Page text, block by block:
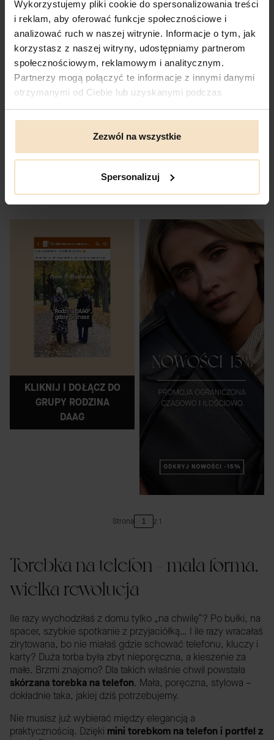
Wykorzystujemy pliki cookie do spersonalizowania treści
i reklam, aby oferować funkcje społecznościowe i
analizować ruch w naszej witrynie. Informacje o tym, jak
korzystasz z naszej witryny, udostępniamy partnerom
społecznościowym, reklamowym i analitycznym.
Partnerzy mogą połączyć te informacje z innymi danymi
otrzymanymi od Ciebie lub uzyskanymi podczas
korzystania z ich usług.
Zezwól na wszystkie
Spersonalizuj
na telefon torebeczka na telefon
ZOBACZ PRODUKT
MILLIE taupe skórzana torebka na
telefon torebeczka na telefon
ZOBACZ PRODUKT
KLIKNIJ I DOŁĄCZ DO
GRUPY RODZINA
DAAG
Strona z 1
Torebka na telefon – mała forma,
wielka rewolucja
Ile razy wychodziłaś z domu tylko „na chwilę”? Po bułki, na
spacer, szybkie spotkanie z przyjaciółką… I ile razy wracałaś
zirytowana, bo nie miałaś gdzie schować telefonu, kluczy i
karty? Duża torba była zbyt nieporęczna, a kieszenie za
małe. Brzmi znajomo? Dla takich właśnie chwil powstała
skórzana torebka na telefon. Mała, poręczna, stylowa –
dokładnie taka, jakiej dziś potrzebujemy.
Nie musisz już wybierać między elegancją a
praktycznością. Dzięki mini torebkom na telefon i portfel z